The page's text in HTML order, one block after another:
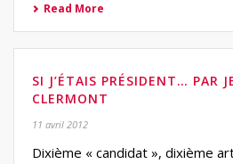
Read More
SI J’ÉTAIS PRÉSIDENT… PAR
CLERMONT
11 avril 2012
Dixième « candidat », dixième